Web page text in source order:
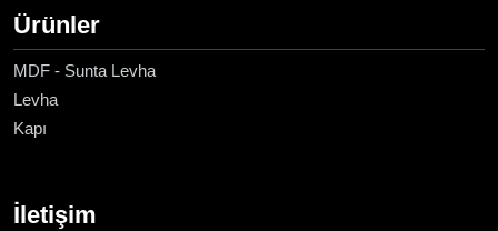
Ürünler
MDF - Sunta Levha
Levha
Kapı
İletişim